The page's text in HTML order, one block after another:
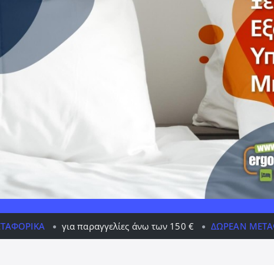
παραγγελίες άνω των 150 € ΔΩΡΕΆΝ ΜΕΤΑΦΟΡΙΚΆ για